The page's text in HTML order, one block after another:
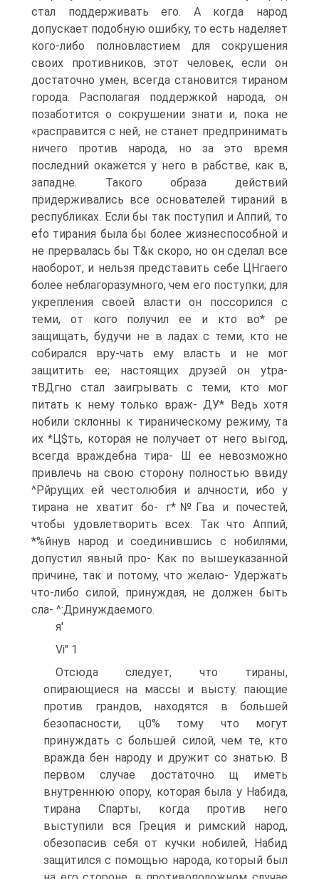
стал поддерживать его. А когда народ
допускает подобную ошибку, то есть наделяет
кого-либо полновластием для сокрушения
своих противников, этот человек, если он
достаточно умен, всегда становится тираном
города. Располагая поддержкой народа, он
позаботится о сокрушении знати и, пока не
«расправится с ней, не станет предпринимать
ничего против народа, но за это время
последний окажется у него в рабстве, как в,
западне. Такого образа действий
придерживались все основателей тираний в
республиках. Если бы так поступил и Аппий, то
efo тирания была бы более жизнеспособной и
не прервалась бы Т&к скоро, но он сделал все
наоборот, и нельзя представить себе ЦНгаего
более неблагоразумного, чем его поступки; для
укрепления своей власти он поссорился с
теми, от кого получил ее и кто во* ре
защищать, будучи не в ладах с теми, кто не
собирался вру-чать ему власть и не мог
защитить ее; настоящих друзей он ytpa-
тВДгно стал заигрывать с теми, кто мог
питать к нему только враж- ДУ* Ведь хотя
нобили склонны к тираническому режиму, та
их *Ц$ть, которая не получает от него выгод,
всегда враждебна тира- Ш ее невозможно
привлечь на свою сторону полностью ввиду
^Рйрущих ей честолюбия и алчности, ибо у
тирана не хватит бо- г*№Гва и почестей,
чтобы удовлетворить всех. Так что Аппий,
*%йнув народ и соединившись с нобилями,
допустил явный про- Как по вышеуказанной
причине, так и потому, что желаю- Удержать
что-либо силой, принуждая, не должен быть
сла- ^:Дринуждаемого.
я'
Vі'' 1
Отсюда следует, что тираны,
опирающиеся на массы и высту. пающие
против грандов, находятся в большей
безопасности, ц0% тому что могут
принуждать с большей силой, чем те, кто
вражда бен народу и дружит со знатью. В
первом случае достаточно щ иметь
внутреннюю опору, которая была у Набида,
тирана Спарты, когда против него
выступили вся Греция и римский народ,
обезопасив себя от кучки нобилей, Набид
защитился с помощью народа, который был